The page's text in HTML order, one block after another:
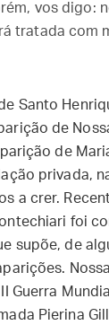
vos digo:
tratada com
Santo
de
de
privada,
a crer.
foi
supõe, de
Guerra
Pierina